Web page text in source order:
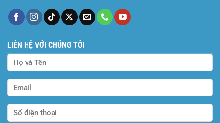
LIÊN HỆ VỚI CHÚNG TÔI